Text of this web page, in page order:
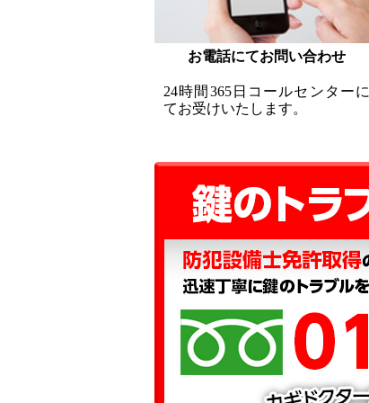
お電話にてお問い合わせ
24時間365日コールセンターに
てお受けいたします。